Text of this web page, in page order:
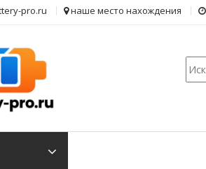
pro.ru наше место нахождения